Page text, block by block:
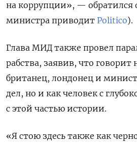
на коррупции», — обратился
министра приводит Politico).
Глава МИД также провел
рабства, заявив, что говорит
британец, лондонец и
дел, но и как человек с
с этой частью истории.
«Я стою здесь также как